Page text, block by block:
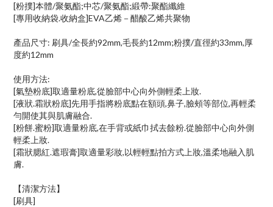
[粉撲]本體/聚氨酯;中芯/聚氨酯;緞帶:聚酯纖維
[專用收納袋.收納盒]EVA乙烯－醋酸乙烯共聚物
產品尺寸: 刷具/全長約92mm,毛長約12mm;粉撲/直徑約33mm,厚
度約12mm
使用方法:
[氣墊粉底]取適量粉底,從臉部中心向外側輕柔上妝.
[液狀.霜狀粉底]先用手指將粉底點在額頭,鼻子,臉頰等部位,再輕柔
勻開使其與肌膚融合.
[粉餅.蜜粉]取適量粉底,在手背或紙巾拭去餘粉.從臉部中心向外側
輕柔上妝.
[霜狀腮紅.遮瑕膏]取適量彩妝,以輕輕點拍方式上妝,溫柔地融入肌
膚.
【清潔方法】
[刷具]